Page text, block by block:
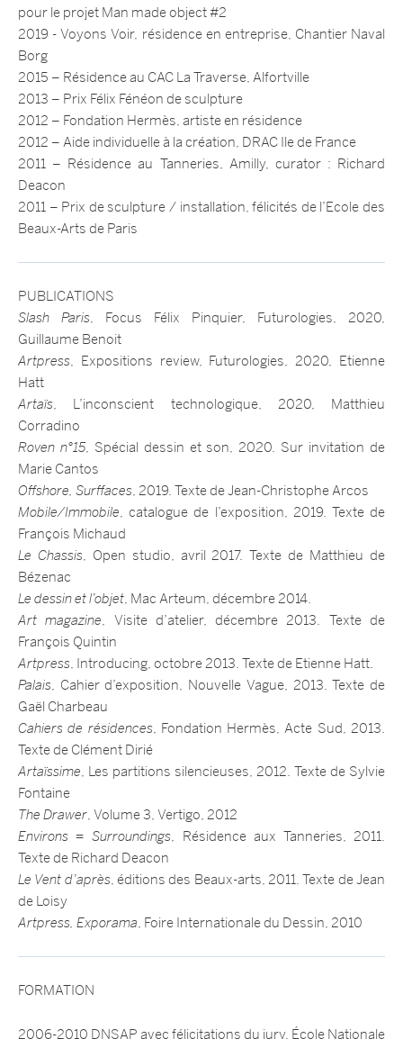
pour le projet Man made object #2
2019 - Voyons Voir, résidence en entreprise, Chantier Naval
Borg
2015 – Résidence au CAC La Traverse, Alfortville
2013 – Prix Félix Fénéon de sculpture
2012 – Fondation Hermès, artiste en résidence
2012 – Aide individuelle à la création, DRAC Ile de France
2011 – Résidence au Tanneries, Amilly, curator : Richard
Deacon
2011 – Prix de sculpture / installation, félicités de l’Ecole des
Beaux-Arts de Paris
PUBLICATIONS
Slash Paris, Focus Félix Pinquier, Futurologies, 2020,
Guillaume Benoit
Artpress, Expositions review, Futurologies, 2020, Etienne
Hatt
Artaïs, L’inconscient technologique, 2020, Matthieu
Corradino
Roven n°15, Spécial dessin et son, 2020. Sur invitation de
Marie Cantos
Offshore, Surffaces, 2019. Texte de Jean-Christophe Arcos
Mobile/Immobile, catalogue de l’exposition, 2019. Texte de
François Michaud
Le Chassis, Open studio, avril 2017. Texte de Matthieu de
Bézenac
Le dessin et l’objet, Mac Arteum, décembre 2014.
Art magazine, Visite d’atelier, décembre 2013. Texte de
François Quintin
Artpress, Introducing, octobre 2013. Texte de Etienne Hatt.
Palais, Cahier d’exposition, Nouvelle Vague, 2013. Texte de
Gaël Charbeau
Cahiers de résidences, Fondation Hermès, Acte Sud, 2013.
Texte de Clément Dirié
Artaïssime, Les partitions silencieuses, 2012. Texte de Sylvie
Fontaine
The Drawer, Volume 3, Vertigo, 2012
Environs = Surroundings, Résidence aux Tanneries, 2011.
Texte de Richard Deacon
Le Vent d’après, éditions des Beaux-arts, 2011. Texte de Jean
de Loisy
Artpress, Exporama, Foire Internationale du Dessin, 2010
FORMATION
2006-2010 DNSAP avec félicitations du jury, École Nationale